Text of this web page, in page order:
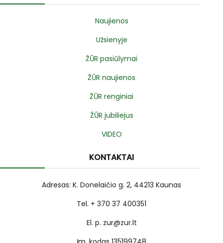
Naujienos
Užsienyje
ŽŪR pasiūlymai
ŽŪR naujienos
ŽŪR renginiai
ŽŪR jubiliejus
VIDEO
KONTAKTAI
Adresas: K. Donelaičio g. 2, 44213 Kaunas
Tel. + 370 37 400351
El. p. zur@zur.lt